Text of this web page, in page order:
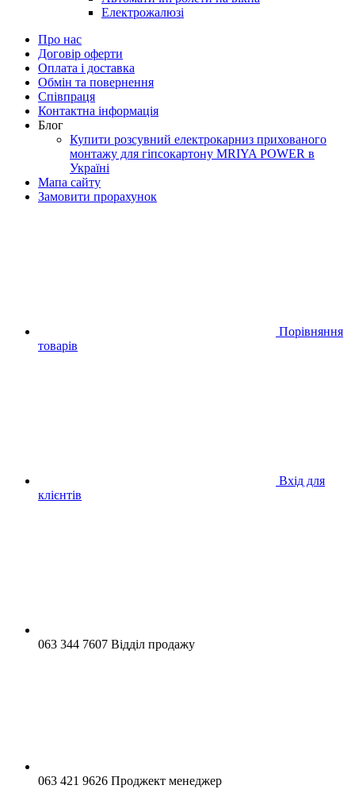
Електрожалюзі
Про нас
Договір оферти
Оплата і доставка
Обмін та повернення
Співпраця
Контактна інформація
Блог
Купити розсувний електрокарниз прихованого
монтажу для гіпсокартону MRIYA POWER в
Україні
Мапа сайту
Замовити прорахунок
Порівняння
товарів
Вхід для
клієнтів
063 344 7607 Відділ продажу
063 421 9626 Проджект менеджер